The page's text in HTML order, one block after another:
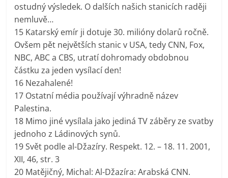
ostudný výsledek. O dalších našich stanicích raději
nemluvě…
15 Katarský emír ji dotuje 30. milióny dolarů ročně.
Ovšem pět největších stanic v USA, tedy CNN, Fox,
NBC, ABC a CBS, utratí dohromady obdobnou
částku za jeden vysílací den!
16 Nezahalené!
17 Ostatní média používají výhradně název
Palestina.
18 Mimo jiné vysílala jako jediná TV záběry ze svatby
jednoho z Ládinových synů.
19 Svět podle al-Džazíry. Respekt. 12. – 18. 11. 2001,
XII, 46, str. 3
20 Matějičný, Michal: Al-Džazíra: Arabská CNN.